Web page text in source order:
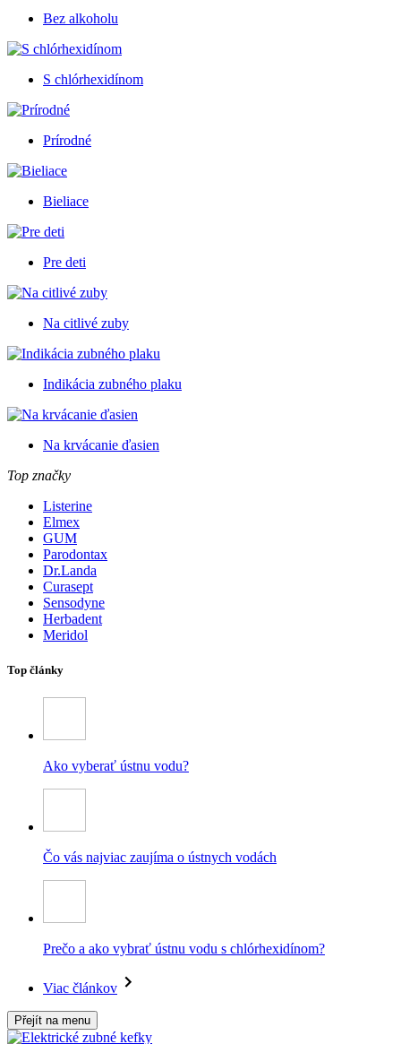
Bez alkoholu
S chlórhexidínom
Prírodné
Bieliace
Pre deti
Na citlivé zuby
Indikácia zubného plaku
Na krvácanie ďasien
Top značky
Listerine
Elmex
GUM
Parodontax
Dr.Landa
Curasept
Sensodyne
Herbadent
Meridol
Top články
Ako vyberať ústnu vodu?
Čo vás najviac zaujíma o ústnych vodách
Prečo a ako vybrať ústnu vodu s chlórhexidínom?
Viac článkov
Přejít na menu